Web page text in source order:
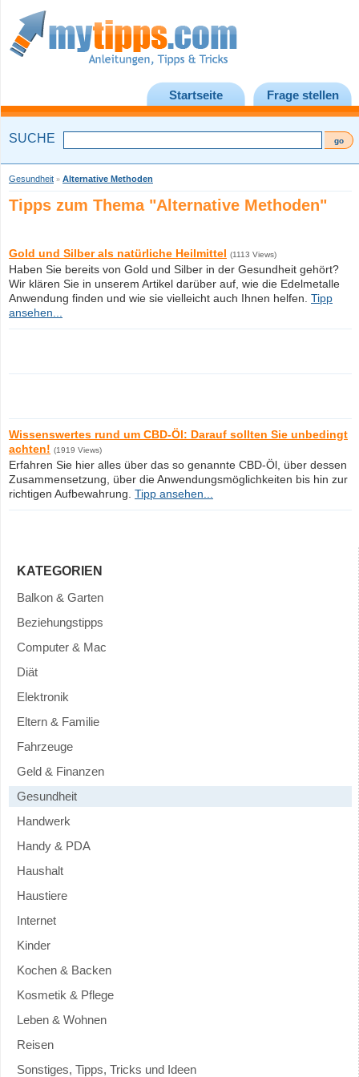
Startseite Frage stellen
SUCHE
Gesundheit » Alternative Methoden
Tipps zum Thema "Alternative Methoden"
Gold und Silber als natürliche Heilmittel (1113 Views)
Haben Sie bereits von Gold und Silber in der Gesundheit gehört?
Wir klären Sie in unserem Artikel darüber auf, wie die Edelmetalle
Anwendung finden und wie sie vielleicht auch Ihnen helfen. Tipp
ansehen...
Wissenswertes rund um CBD-Öl: Darauf sollten Sie unbedingt
achten! (1919 Views)
Erfahren Sie hier alles über das so genannte CBD-Öl, über dessen
Zusammensetzung, über die Anwendungsmöglichkeiten bis hin zur
richtigen Aufbewahrung. Tipp ansehen...
KATEGORIEN
Balkon & Garten
Beziehungstipps
Computer & Mac
Diät
Elektronik
Eltern & Familie
Fahrzeuge
Geld & Finanzen
Gesundheit
Handwerk
Handy & PDA
Haushalt
Haustiere
Internet
Kinder
Kochen & Backen
Kosmetik & Pflege
Leben & Wohnen
Reisen
Sonstiges, Tipps, Tricks und Ideen